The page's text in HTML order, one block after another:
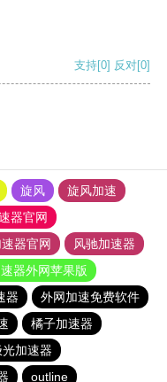
支持[0] 反对[0]
旋风
旋风加速
器官网
器官网
风驰加速器
器外网苹果版
器
外网加速免费软件
橘子加速器
光加速器
outline